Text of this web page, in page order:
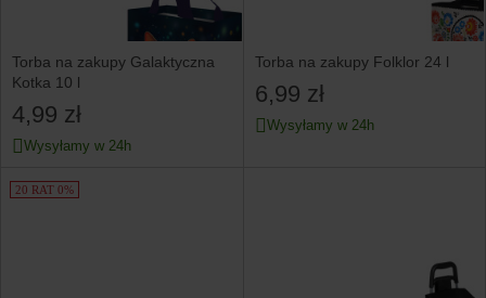
Torba na zakupy Galaktyczna
Kotka 10 l
4,99 zł
Wysyłamy w 24h
Torba na zakupy Folklor 24 l
6,99 zł
Wysyłamy w 24h
20 RAT 0%